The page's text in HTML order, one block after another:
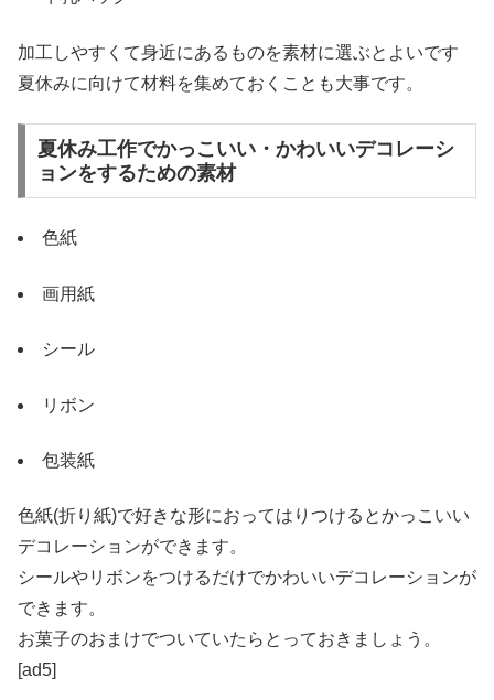
加工しやすくて身近にあるものを素材に選ぶとよいです
夏休みに向けて材料を集めておくことも大事です。
夏休み工作でかっこいい・かわいいデコレーシ
ョンをするための素材
色紙
画用紙
シール
リボン
包装紙
色紙(折り紙)で好きな形におってはりつけるとかっこいい
デコレーションができます。
シールやリボンをつけるだけでかわいいデコレーションが
できます。
お菓子のおまけでついていたらとっておきましょう。
[ad5]